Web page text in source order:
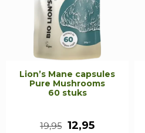
Lion’s Mane capsules
Pure Mushrooms
60 stuks
19,95 Oorspronkelijke
12,95Huidige